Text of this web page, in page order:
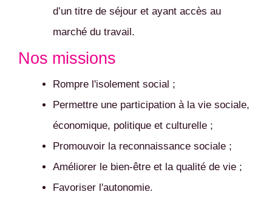
d’un titre de séjour et ayant accès au
marché du travail.
Nos missions
Rompre l'isolement social ;
Permettre une participation à la vie sociale,
économique, politique et culturelle ;
Promouvoir la reconnaissance sociale ;
Améliorer le bien-être et la qualité de vie ;
Favoriser l'autonomie.